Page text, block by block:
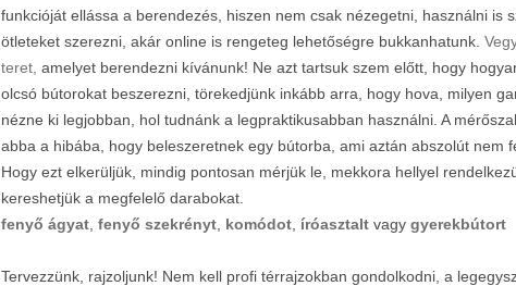
funkcióját ellássa a berendezés, hiszen nem csak nézegetni, használni is
ötleteket szerezni, akár online is rengeteg lehetőségre bukkanhatunk.
teret, amelyet berendezni kívánunk! Ne azt tartsuk szem előtt, hogy
olcsó bútorokat beszerezni, törekedjünk inkább arra, hogy hova, milyen
nézne ki legjobban, hol tudnánk a legpraktikusabban használni. A
abba a hibába, hogy beleszeretnek egy bútorba, ami aztán abszolút nem
Hogy ezt elkerüljük, mindig pontosan mérjük le, mekkora hellyel
kereshetjük a megfelelő darabokat.
fenyő ágyat fenyő szekrényt komódot íróasztalt vagy gyerekbútort
Tervezzünk, rajzoljunk! Nem kell profi térrajzokban gondolkodni, a